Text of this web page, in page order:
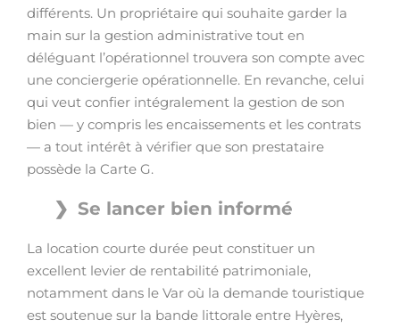
différents. Un propriétaire qui souhaite garder la
main sur la gestion administrative tout en
déléguant l’opérationnel trouvera son compte avec
une conciergerie opérationnelle. En revanche, celui
qui veut confier intégralement la gestion de son
bien — y compris les encaissements et les contrats
— a tout intérêt à vérifier que son prestataire
possède la Carte G.
Se lancer bien informé
La location courte durée peut constituer un
excellent levier de rentabilité patrimoniale,
notamment dans le Var où la demande touristique
est soutenue sur la bande littorale entre Hyères,